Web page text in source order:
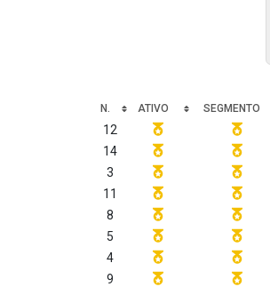
N. ATIVO SEGMENTO
12
14
3
11
8
5
4
9